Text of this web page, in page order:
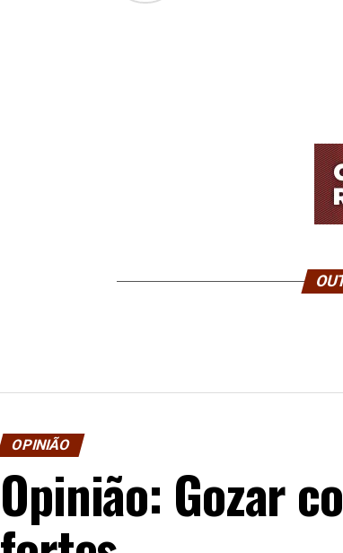
OPINIÃO
Opinião: Gozar